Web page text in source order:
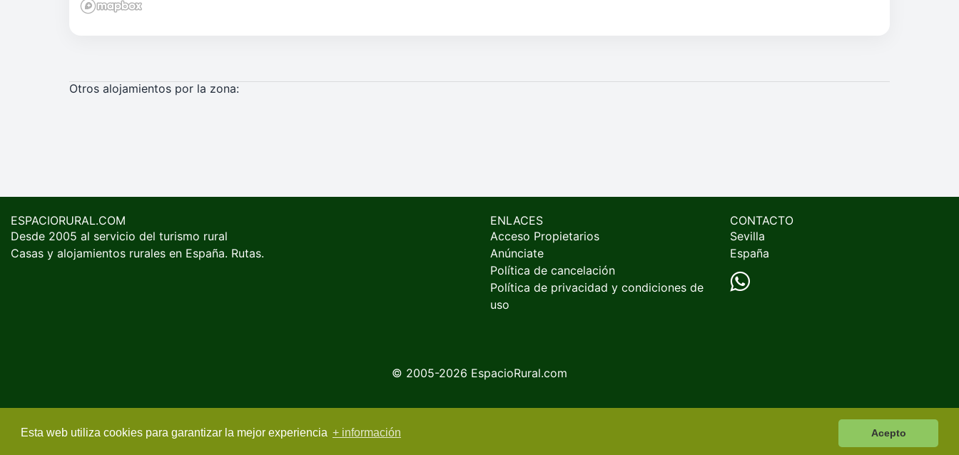
Esta web utiliza cookies para garantizar la mejor experiencia + información Acepto
Otros alojamientos por la zona:
ESPACIORURAL.COM
Desde 2005 al servicio del turismo rural
Casas y alojamientos rurales en España. Rutas.
ENLACES
Acceso Propietarios
Anúnciate
Política de cancelación
Política de privacidad y condiciones de
uso
CONTACTO
Sevilla
España
© 2005-2026 EspacioRural.com